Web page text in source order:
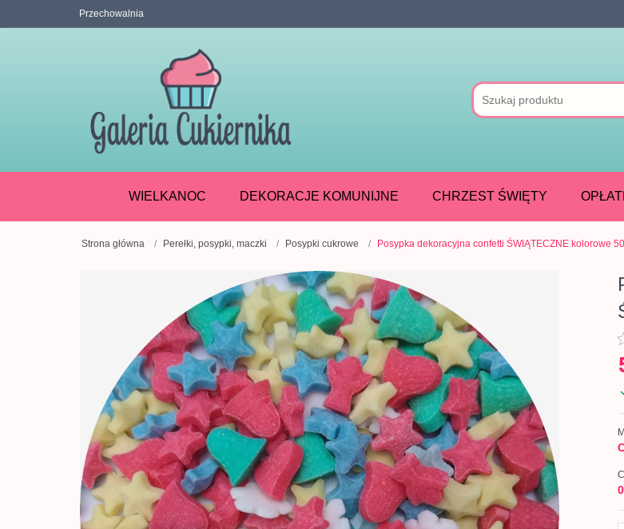
Przechowalnia
WIELKANOC DEKORACJE KOMUNIJNE CHRZEST ŚWIĘTY
Strona główna Perełki, posypki, maczki Posypki cukrowe Posypka dekoracyjna confetti ŚWIĄTECZNE kolorowe